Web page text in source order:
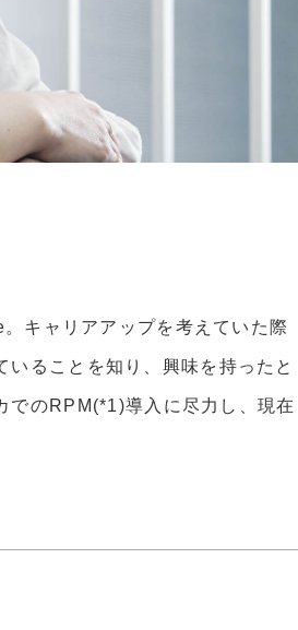
キャリアアップを考えていた際
ることを知り、興味を持ったと
でのRPM(*1)導入に尽力し、現在